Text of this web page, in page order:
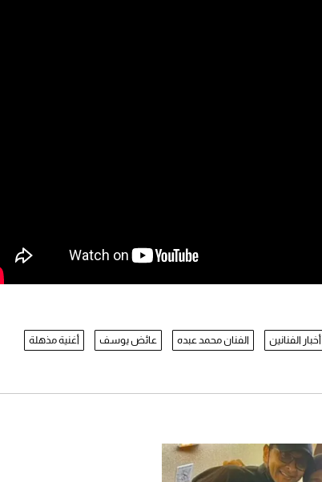
أخبار الفنانين الفنان محمد عبده عائض يوسف أغنية مذهلة